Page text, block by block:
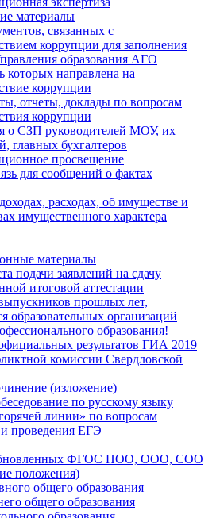
материалы
связанных с
коррупции для заполнения
образования АГО
которых направлена на
коррупции
отчеты, доклады по вопросам
коррупции
о СЗП руководителей МОУ, их
главных бухгалтеров
просвещение
для сообщений о фактах
расходах, об имуществе и
имущественного характера
материалы
подачи заявлений на сдачу
итоговой аттестации
прошлых лет,
образовательных организаций
образования!
результатов ГИА 2019
комиссии Свердловской
(изложение)
по русскому языку
линии» по вопросам
проведения ЕГЭ
ФГОС НОО, ООО, СОО
положения)
общего образования
общего образования